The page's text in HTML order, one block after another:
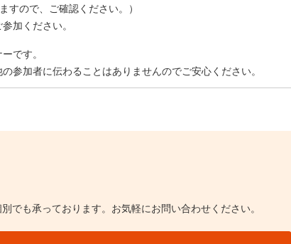
すので、ご確認ください。）
加ください。
です。
参加者に伝わることはありませんのでご安心ください。
でも承っております。お気軽にお問い合わせください。